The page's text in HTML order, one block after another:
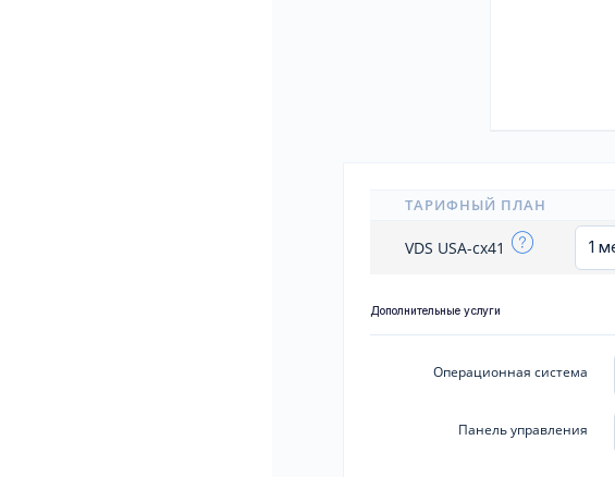
ТАРИФНЫЙ ПЛАН
VDS USA-cx41
Дополнительные услуги
Операционная система
Панель управления